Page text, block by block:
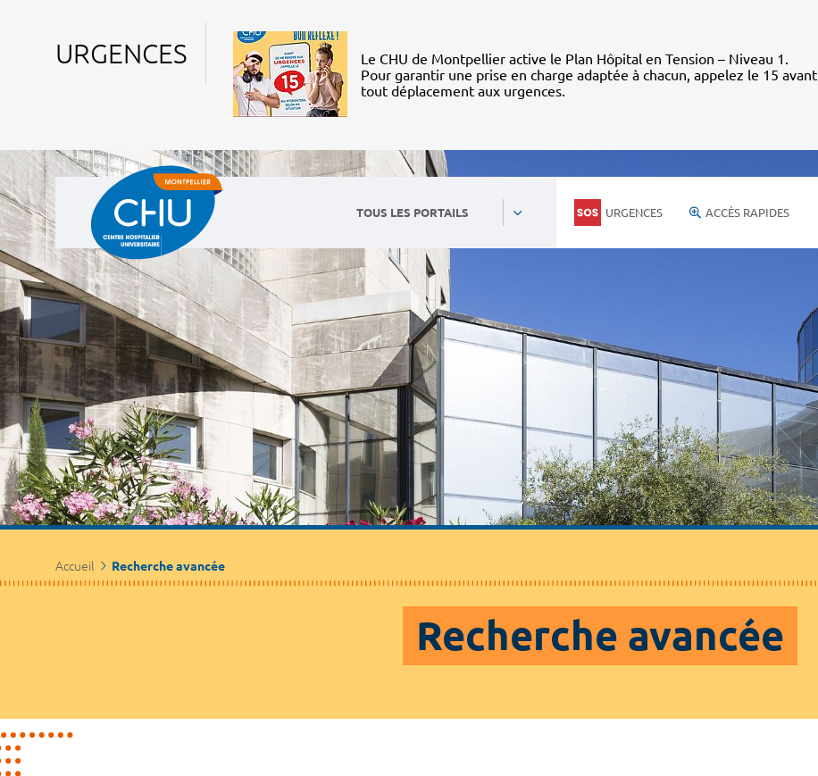
URGENCES
Le CHU de Montpellier active le Plan Hôpital en Tension – Niveau 1.
Pour garantir une prise en charge adaptée à chacun, appelez le 15 avant
tout déplacement aux urgences.
TOUS LES PORTAILS URGENCES ACCÈS RAPIDES
Accueil Recherche avancée
Recherche avancée